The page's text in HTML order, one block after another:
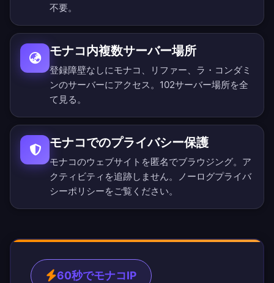
不要。
モナコ内複数サーバー場所
登録障壁なしにモナコ、リファー、ラ・コンダミ
ンのサーバーにアクセス。 102サーバー場所を全
て見る。
モナコでのプライバシー保護
モナコのウェブサイトを匿名でブラウジング。ア
クティビティを追跡しません。
ノーログプライバ
シーポリシーをご覧ください。
60秒でモナコIP